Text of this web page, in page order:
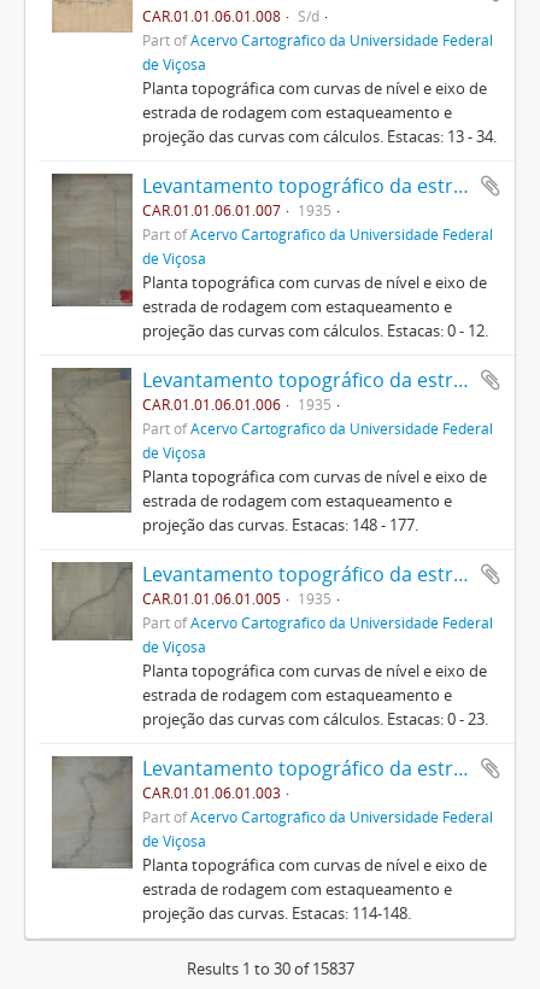
CAR.01.01.06.01.008
S/d
Part ofAcervo Cartográfico da Universidade Federal
de Viçosa
Planta topográfica com curvas de nível e eixo de
estrada de rodagem com estaqueamento e
projeção das curvas com cálculos. Estacas: 13 - 34.
Levantamento topográfico da estrada de Teixieiras (6)
CAR.01.01.06.01.007
1935
Part ofAcervo Cartográfico da Universidade Federal
de Viçosa
Planta topográfica com curvas de nível e eixo de
estrada de rodagem com estaqueamento e
projeção das curvas com cálculos. Estacas: 0 - 12.
Levantamento topográfico da estrada de Teixieiras (5)
CAR.01.01.06.01.006
1935
Part ofAcervo Cartográfico da Universidade Federal
de Viçosa
Planta topográfica com curvas de nível e eixo de
estrada de rodagem com estaqueamento e
projeção das curvas. Estacas: 148 - 177.
Levantamento topográfico da estrada de Teixieiras (4)
CAR.01.01.06.01.005
1935
Part ofAcervo Cartográfico da Universidade Federal
de Viçosa
Planta topográfica com curvas de nível e eixo de
estrada de rodagem com estaqueamento e
projeção das curvas com cálculos. Estacas: 0 - 23.
Levantamento topográfico da estrada de Teixieiras (2)
CAR.01.01.06.01.003
Part ofAcervo Cartográfico da Universidade Federal
de Viçosa
Planta topográfica com curvas de nível e eixo de
estrada de rodagem com estaqueamento e
projeção das curvas. Estacas: 114-148.
Results 1 to 30 of 15837